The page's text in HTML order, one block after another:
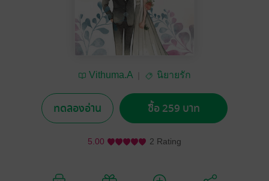
Vithuma.A นิยายรัก
ทดลองอ่าน ซื้อ 259 บาท
5.00 2 Rating